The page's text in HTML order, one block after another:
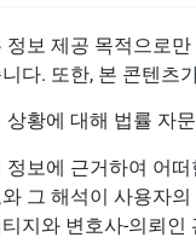
정보 제공 목적으로
다. 또한, 본 콘텐츠
상황에 대해 법률 자
정보에 근거하여 어
그 해석이 사용자
지와 변호사-의뢰